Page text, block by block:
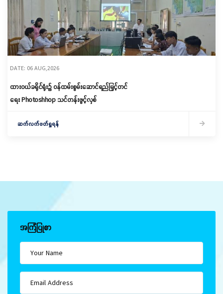
DATE: 06 AUG,2026
ထားဝယ်ခရိုင်ရုံး၌ ဝန်ထမ်းစွမ်းဆောင်ရည်မြှင့်တင်
ရေး Photoshhop သင်တန်းဖွင့်လှစ်
ဆက်လက်ဖတ်ရှုရန်
အကြံပြုစာ